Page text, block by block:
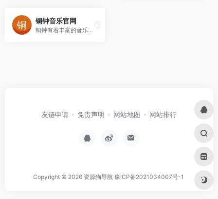
铜钟音乐官网
铜钟有着丰富的音乐资源，简洁清爽的 UI 和方便的交互。
友链申请 免责声明 网站地图 网站排行
Copyright © 2026 资源狗导航 豫ICP备2021034007号-1